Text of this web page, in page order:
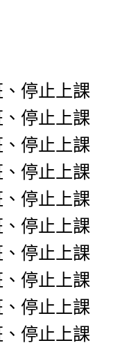
停止上課
停止上課
停止上課
停止上課
停止上課
停止上課
停止上課
停止上課
停止上課
停止上課